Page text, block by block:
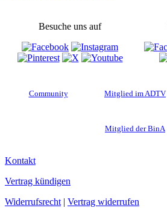
Besuche uns auf
Community Mitglied im ADTV
Mitglied der BinA
Kontakt
Vertrag kündigen
Widerrufsrecht| Vertrag widerrufen